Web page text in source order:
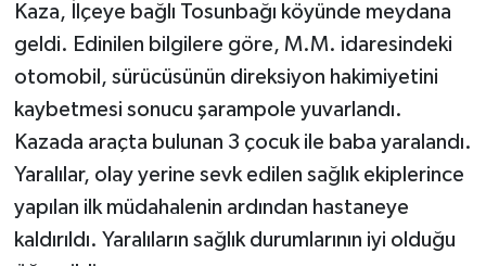
Kaza, İlçeye bağlı Tosunbağı köyünde meydana
geldi. Edinilen bilgilere göre, M.M. idaresindeki
otomobil, sürücüsünün direksiyon hakimiyetini
kaybetmesi sonucu şarampole yuvarlandı.
Kazada araçta bulunan 3 çocuk ile baba yaralandı.
Yaralılar, olay yerine sevk edilen sağlık ekiplerince
yapılan ilk müdahalenin ardından hastaneye
kaldırıldı. Yaralıların sağlık durumlarının iyi olduğu